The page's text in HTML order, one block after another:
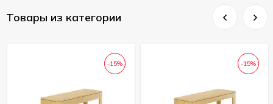
Товары из категории
-15% -15%